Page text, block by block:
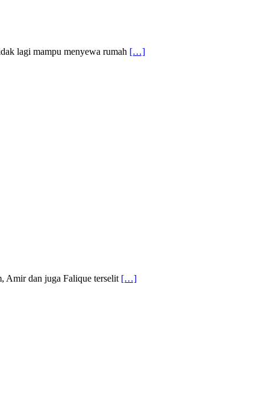
lagi mampu menyewa rumah […]
Amir dan juga Falique terselit […]